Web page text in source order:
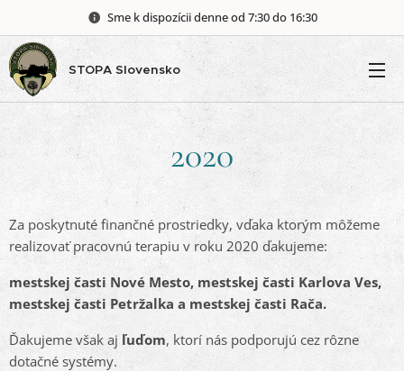
Sme k dispozícii denne od 7:30 do 16:30
STOPA Slovensko
2020
Za poskytnuté finančné prostriedky, vďaka ktorým môžeme
realizovať pracovnú terapiu v roku 2020 ďakujeme:
mestskej časti Nové Mesto, mestskej časti Karlova Ves,
mestskej časti Petržalka a mestskej časti Rača.
Ďakujeme však ajľuďom, ktorí nás podporujú cez rôzne
dotačné systémy.